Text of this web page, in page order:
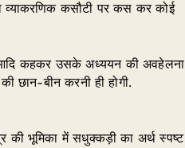
व्याकरणिक कसौटी पर कस कर कोई
कहकर उसके अध्ययन की अवहेलना
बीन करनी ही होगी.
की भूमिका में सधुक्कड़ी का अर्थ स्पष्ट